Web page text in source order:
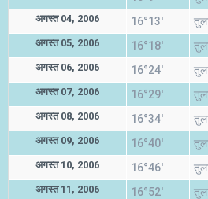
अगस्त 04, 2006 16°13'
अगस्त 05, 2006 16°18'
अगस्त 06, 2006 16°24'
अगस्त 07, 2006 16°29'
अगस्त 08, 2006 16°34'
अगस्त 09, 2006 16°40'
अगस्त 10, 2006 16°46'
अगस्त 11, 2006 16°52'